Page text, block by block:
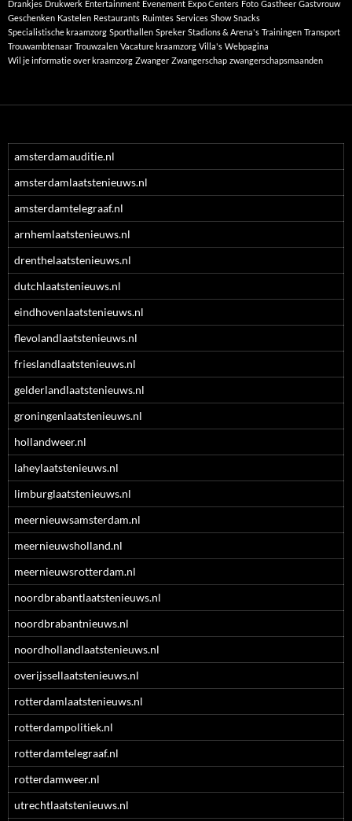
Drankjes Drukwerk Entertainment Evenement Expo Centers Foto Gastheer Gastvrouw
Geschenken Kastelen Restaurants Ruimtes Services Show Snacks
Specialistische kraamzorg Sporthallen Spreker Stadions & Arena's Trainingen Transport
Trouwambtenaar Trouwzalen Vacature kraamzorg Villa's Webpagina
Wil je informatie over kraamzorg Zwanger Zwangerschap zwangerschapsmaanden
amsterdamauditie.nl
amsterdamlaatstenieuws.nl
amsterdamtelegraaf.nl
arnhemlaatstenieuws.nl
drenthelaatstenieuws.nl
dutchlaatstenieuws.nl
eindhovenlaatstenieuws.nl
flevolandlaatstenieuws.nl
frieslandlaatstenieuws.nl
gelderlandlaatstenieuws.nl
groningenlaatstenieuws.nl
hollandweer.nl
laheylaatstenieuws.nl
limburglaatstenieuws.nl
meernieuwsamsterdam.nl
meernieuwsholland.nl
meernieuwsrotterdam.nl
noordbrabantlaatstenieuws.nl
noordbrabantnieuws.nl
noordhollandlaatstenieuws.nl
overijssellaatstenieuws.nl
rotterdamlaatstenieuws.nl
rotterdampolitiek.nl
rotterdamtelegraaf.nl
rotterdamweer.nl
utrechtlaatstenieuws.nl